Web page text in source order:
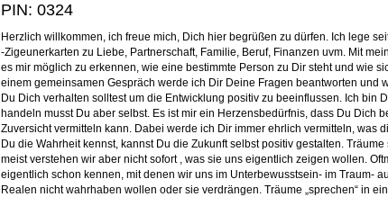
PIN: 0324
Herzlich willkommen, ich freue mich, Dich hier begrüßen zu dürfen. Ich lege
-Zigeunerkarten zu Liebe, Partnerschaft, Familie, Beruf, Finanzen uvm. Mit
es mir möglich zu erkennen, wie eine bestimmte Person zu Dir steht und wie
einem gemeinsamen Gespräch werde ich Dir Deine Fragen beantworten und
Du Dich verhalten solltest um die Entwicklung positiv zu beeinflussen. Ich bin
handeln musst Du aber selbst. Es ist mir ein Herzensbedürfnis, dass Du Dich
Zuversicht vermitteln kann. Dabei werde ich Dir immer ehrlich vermitteln, was
Du die Wahrheit kennst, kannst Du die Zukunft selbst positiv gestalten.
meist verstehen wir aber nicht sofort , was sie uns eigentlich zeigen wollen.
eigentlich schon kennen, mit denen wir uns im Unterbewusstsein- im Traum-
Realen nicht wahrhaben wollen oder sie verdrängen. Träume „sprechen“ in